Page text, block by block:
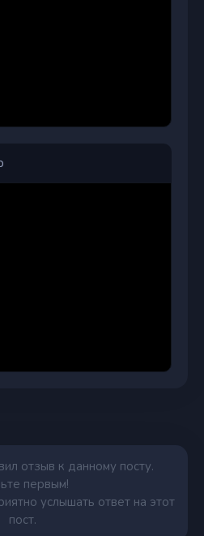
отзыв к данному посту.
первым!
услышать ответ на этот
пост.